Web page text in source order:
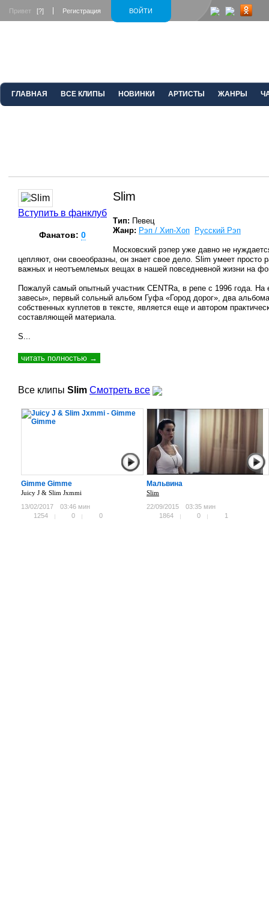
ВОЙТИ
Привет [?] Регистрация
ГЛАВНАЯ ВСЕ КЛИПЫ НОВИНКИ АРТИСТЫ ЖАНРЫ
Вступить в фанклуб
Фанатов: 0
Slim
Тип: Певец
Жанр: Рэп / Хип-Хоп Русский Рэп
Московский рэпер уже давно не
цепляют, они своеобразны, он знает свое дело. Slim умеет просто
важных и неотъемлемых вещах в нашей повседневной жизни на
Пожалуй самый опытный участник CENTRа, в репе с 1996 года. На
завесы», первый сольный альбом Гуфа «Город дорог», два
собственных куплетов в тексте, является еще и автором
составляющей материала.
S...
читать полностью →
Все клипы Slim Смотреть все
Gimme Gimme
Juicy J & Slim Jxmmi
13/02/2017
03:46 мин
1254
0 0
Мальвина
Slim
22/09/2015
03:35 мин
1864
0 1